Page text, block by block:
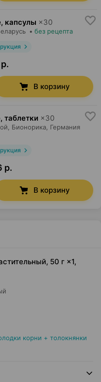
капсулы ×30
• без рецепта
В корзину
таблетки ×30
Бионорика , Германия
р.
В корзину
50 г ×1,
корни + толокнянки